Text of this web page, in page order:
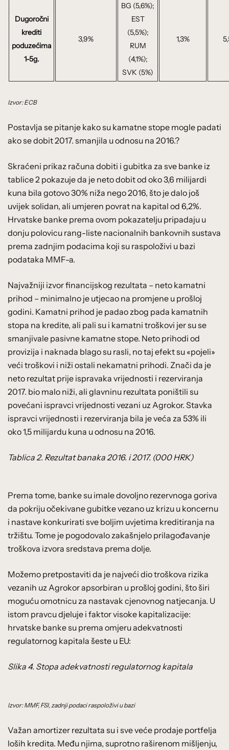
Dugoročni
krediti
poduzećima
1-5g.
3,9%
BG (5,6%);
EST
(5,5%);
RUM
(4,1%);
SVK (5%)
1,3%
Izvor: ECB
Postavlja se pitanje kako su kamatne stope mogle padati
ako se dobit 2017. smanjila u odnosu na 2016.?
Skraćeni prikaz računa dobiti i gubitka za sve banke iz
tablice 2 pokazuje da je neto dobit od oko 3,6 milijardi
kuna bila gotovo 30% niža nego 2016, što je dalo još
uvijek solidan, ali umjeren povrat na kapital od 6,2%.
Hrvatske banke prema ovom pokazatelju pripadaju u
donju polovicu rang-liste nacionalnih bankovnih sustava
prema zadnjim podacima koji su raspoloživi u bazi
podataka MMF-a.
Najvažniji izvor financijskog rezultata – neto kamatni
prihod – minimalno je utjecao na promjene u prošloj
godini. Kamatni prihod je padao zbog pada kamatnih
stopa na kredite, ali pali su i kamatni troškovi jer su se
smanjivale pasivne kamatne stope. Neto prihodi od
provizija i naknada blago su rasli, no taj efekt su «pojeli»
veći troškovi i niži ostali nekamatni prihodi. Znači da je
neto rezultat prije ispravaka vrijednosti i rezerviranja
2017. bio malo niži, ali glavninu rezultata poništili su
povećani ispravci vrijednosti vezani uz Agrokor. Stavka
ispravci vrijednosti i rezerviranja bila je veća za 53% ili
oko 1,5 milijardu kuna u odnosu na 2016.
Tablica 2. Rezultat banaka 2016. i 2017. (000 HRK)
Prema tome, banke su imale dovoljno rezervnoga goriva
da pokriju očekivane gubitke vezano uz krizu u koncernu
i nastave konkurirati sve boljim uvjetima kreditiranja na
tržištu. Tome je pogodovalo zakašnjelo prilagođavanje
troškova izvora sredstava prema dolje.
Možemo pretpostaviti da je najveći dio troškova rizika
vezanih uz Agrokor apsorbiran u prošloj godini, što širi
moguću omotnicu za nastavak cjenovnog natjecanja. U
istom pravcu djeluje i faktor visoke kapitalizacije:
hrvatske banke su prema omjeru adekvatnosti
regulatornog kapitala šeste u EU:
Slika 4. Stopa adekvatnosti regulatornog kapitala
Izvor: MMF, FSI, zadnji podaci raspoloživi u bazi
Važan amortizer rezultata su i sve veće prodaje portfelja
loših kredita. Među njima, suprotno raširenom mišljenju,